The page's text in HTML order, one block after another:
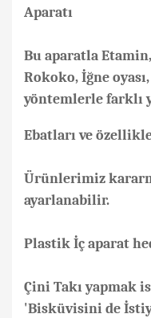
Aparatı
Bu aparatla
Rokoko, İğne
yöntemlerle farklı
Ebatları ve
Ürünlerimiz
ayarlanabilir.
Plastik İç aparat
Çini Takı yapmak
'Bisküvisini de